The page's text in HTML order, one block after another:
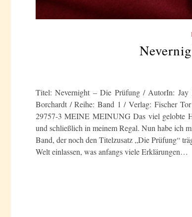
Titel: Nevernight – Die Prüfung / AutorIn: Jay
Borchardt / Reihe: Band 1 / Verlag: Fischer
29757-3 MEINE MEINUNG Das viel gelobte
und schließlich in meinem Regal. Nun habe ich
Band, der noch den Titelzusatz „Die Prüfung“
Welt einlassen, was anfangs viele Erklärungen…